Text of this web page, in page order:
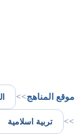
موقع المناهج>>
>>